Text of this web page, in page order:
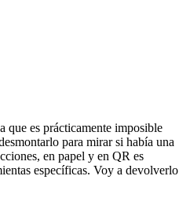
que es prácticamente imposible
para mirar si había una
en papel y en QR es
específicas. Voy a devolverlo